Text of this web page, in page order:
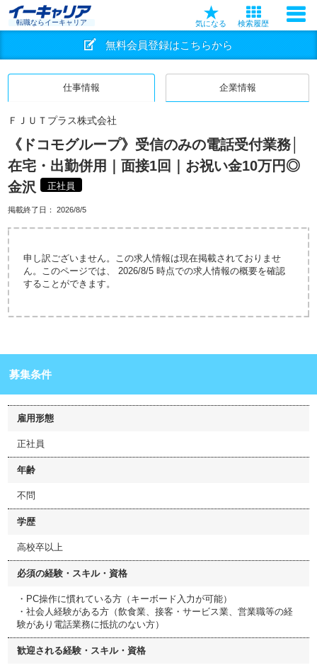
転職ならイーキャリア 気になる 検索履歴
無料会員登録はこちらから
仕事情報 企業情報
ＦＪＵＴプラス株式会社
《ドコモグループ》受信のみの電話受付業務│
在宅・出勤併用｜面接1回｜お祝い金10万円◎
金沢
正社員
掲載終了日： 2026/8/5
申し訳ございません。この求人情報は現在掲載されておりませ
ん。このページでは、 2026/8/5 時点での求人情報の概要を確認
することができます。
募集条件
雇用形態
正社員
年齢
不問
学歴
高校卒以上
必須の経験・スキル・資格
・PC操作に慣れている方（キーボード入力が可能）
・社会人経験がある方（飲食業、接客・サービス業、営業職等の経
験があり電話業務に抵抗のない方）
歓迎される経験・スキル・資格